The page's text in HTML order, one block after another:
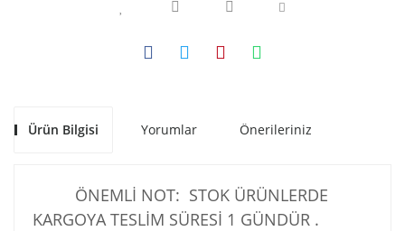
Ürün Bilgisi Yorumlar Önerileriniz
ÖNEMLİ NOT: STOK ÜRÜNLERDE
KARGOYA TESLİM SÜRESİ 1 GÜNDÜR .